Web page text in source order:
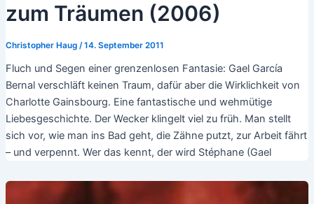
zum Träumen (2006)
Christopher Haug /14. September 2011
Fluch und Segen einer grenzenlosen Fantasie: Gael García
Bernal verschläft keinen Traum, dafür aber die Wirklichkeit von
Charlotte Gainsbourg. Eine fantastische und wehmütige
Liebesgeschichte. Der Wecker klingelt viel zu früh. Man stellt
sich vor, wie man ins Bad geht, die Zähne putzt, zur Arbeit fährt
– und verpennt. Wer das kennt, der wird Stéphane (Gael